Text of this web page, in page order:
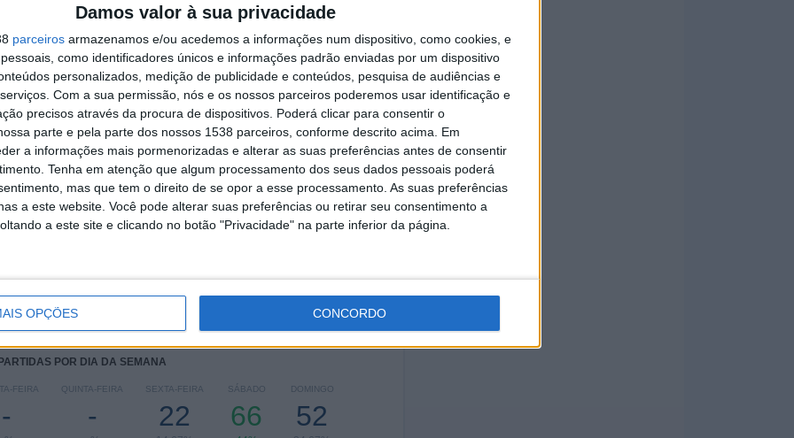
Damos valor à sua privacidade
parceiros armazenamos e/ou acedemos a informações num dispositivo, como cookies, e
como identificadores únicos e informações padrão enviadas por um dispositivo
personalizados, medição de publicidade e conteúdos, pesquisa de audiências e
Com a sua permissão, nós e os nossos parceiros poderemos usar identificação e
precisos através da procura de dispositivos. Poderá clicar para consentir o
parte e pela parte dos nossos 1538 parceiros, conforme descrito acima. Em
a informações mais pormenorizadas e alterar as suas preferências antes de consentir
Tenha em atenção que algum processamento dos seus dados pessoais poderá
mas que tem o direito de se opor a esse processamento. As suas preferências
a este website. Você pode alterar suas preferências ou retirar seu consentimento a
a este site e clicando no botão "Privacidade" na parte inferior da página.
OPÇÕES CONCORDO
TOTAL
48
RIVAIS
MÁXIMO
8
VS AD Fafe
TOTAL
4
COMPETIÇÕES
RANKING POR COMPETIÇÕES
Liga Portugal 2
68 (45,33%)
Liga 3
62 (41,33%)
Ver ranking completo
POR DIA DA SEMANA
FEIRA
-
QUINTA-FEIRA
-
SEXTA-FEIRA
22
SÁBADO
66
DOMINGO
52